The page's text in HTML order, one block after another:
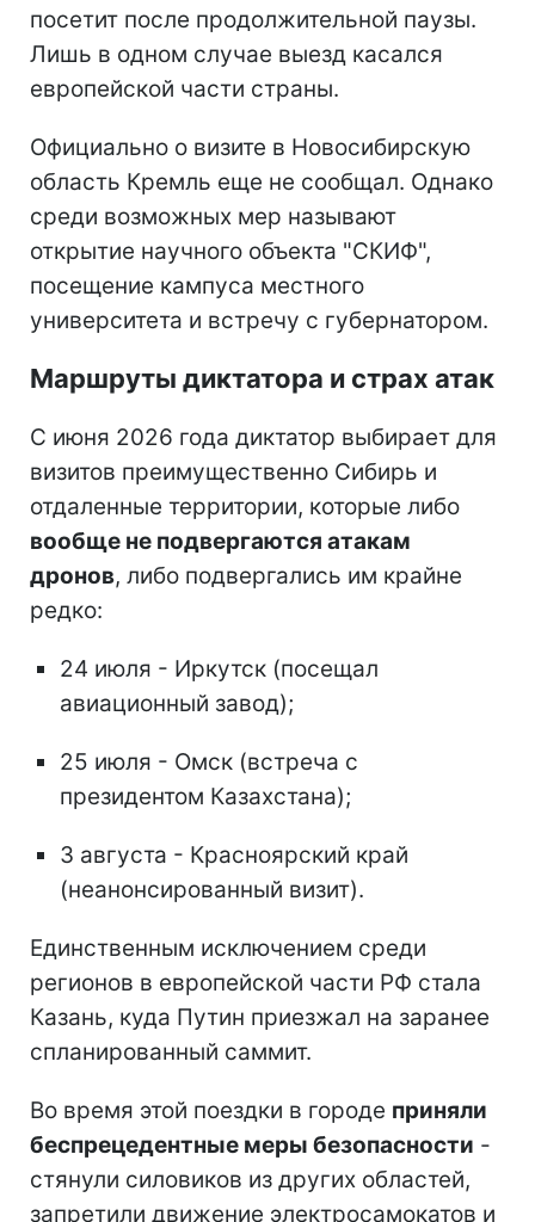
посетит после продолжительной паузы.
Лишь в одном случае выезд касался
европейской части страны.
Официально о визите в Новосибирскую
область Кремль еще не сообщал. Однако
среди возможных мер называют
открытие научного объекта "СКИФ",
посещение кампуса местного
университета и встречу с губернатором.
Маршруты диктатора и страх атак
С июня 2026 года диктатор выбирает для
визитов преимущественно Сибирь и
отдаленные территории, которые либо
вообще не подвергаются атакам
дронов, либо подвергались им крайне
редко:
24 июля - Иркутск (посещал
авиационный завод);
25 июля - Омск (встреча с
президентом Казахстана);
3 августа - Красноярский край
(неанонсированный визит).
Единственным исключением среди
регионов в европейской части РФ стала
Казань, куда Путин приезжал на заранее
спланированный саммит.
Во время этой поездки в городе приняли
беспрецедентные меры безопасности -
стянули силовиков из других областей,
запретили движение электросамокатов и